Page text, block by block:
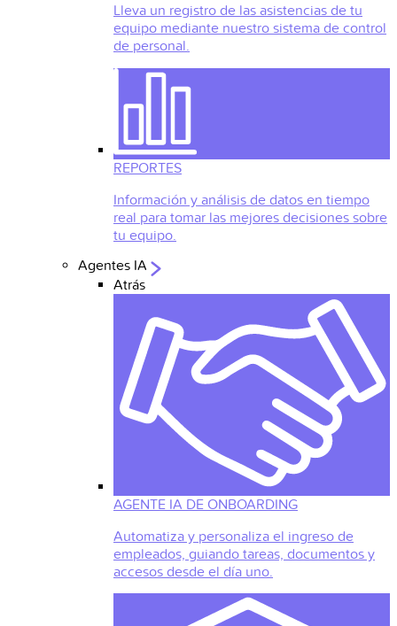
Lleva un registro de las asistencias de tu
equipo mediante nuestro sistema de control
de personal.
REPORTES
Información y análisis de datos en tiempo
real para tomar las mejores decisiones sobre
tu equipo.
Agentes IA
Atrás
AGENTE IA DE ONBOARDING
Automatiza y personaliza el ingreso de
empleados, guiando tareas, documentos y
accesos desde el día uno.